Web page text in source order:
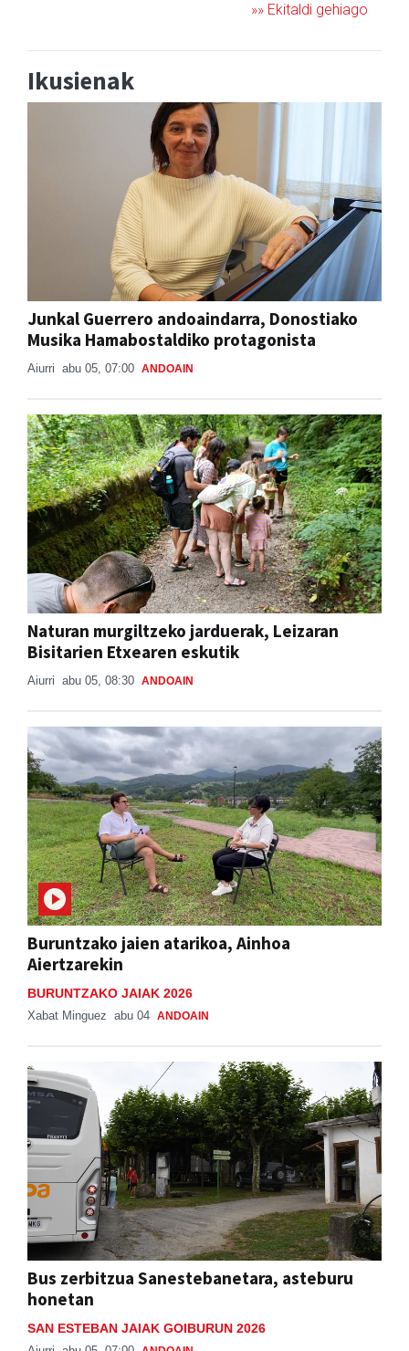
»» Ekitaldi gehiago
Ikusienak
Junkal Guerrero andoaindarra, Donostiako
Musika Hamabostaldiko protagonista
Aiurri abu 05, 07:00 ANDOAIN
Naturan murgiltzeko jarduerak, Leizaran
Bisitarien Etxearen eskutik
Aiurri abu 05, 08:30 ANDOAIN
Buruntzako jaien atarikoa, Ainhoa
Aiertzarekin
BURUNTZAKO JAIAK 2026
Xabat Minguez abu 04 ANDOAIN
Bus zerbitzua Sanestebanetara, asteburu
honetan
SAN ESTEBAN JAIAK GOIBURUN 2026